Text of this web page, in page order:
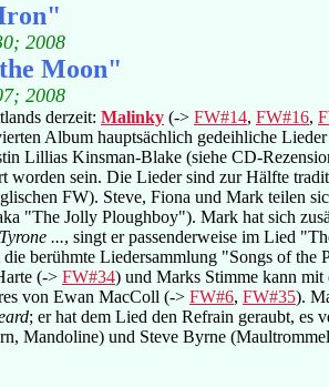
2008
Moon"
2008
derzeit: Malinky (-> FW#14, FW#16,
Album hauptsächlich gedeihliche
Lillias Kinsman-Blake (siehe CD-
sein. Die Lieder sind zur Hälfte
FW). Steve, Fiona und Mark teilen
"The Jolly Ploughboy"). Mark hat sich
..., singt er passenderweise im Lied
berühmte Liedersammlung "Songs of the
(-> FW#34) und Marks Stimme kann mit
von Ewan MacColl (-> FW#6, FW#35).
; er hat dem Lied den Refrain geraubt, es
Mandoline) und Steve Byrne